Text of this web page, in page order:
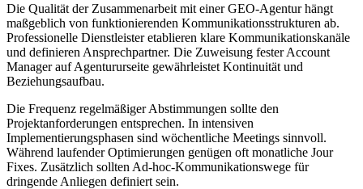
Die Qualität der Zusammenarbeit mit einer GEO-Agentur hängt
maßgeblich von funktionierenden Kommunikationsstrukturen ab.
Professionelle Dienstleister etablieren klare Kommunikationskanäle
und definieren Ansprechpartner. Die Zuweisung fester Account
Manager auf Agentururseite gewährleistet Kontinuität und
Beziehungsaufbau.
Die Frequenz regelmäßiger Abstimmungen sollte den
Projektanforderungen entsprechen. In intensiven
Implementierungsphasen sind wöchentliche Meetings sinnvoll.
Während laufender Optimierungen genügen oft monatliche Jour
Fixes. Zusätzlich sollten Ad-hoc-Kommunikationswege für
dringende Anliegen definiert sein.